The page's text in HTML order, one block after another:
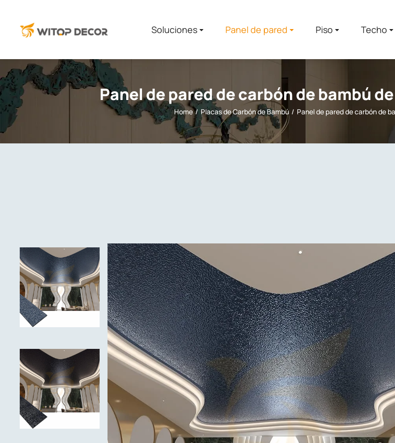
Soluciones​ Panel de pared Piso Techo
Panel de pared de carbón de bambú
You are here: Home Placas de Carbón de Bambú Panel de pared de carbón de